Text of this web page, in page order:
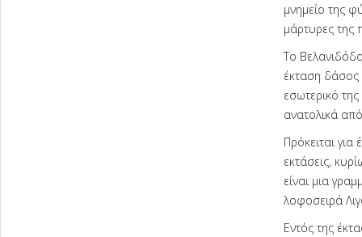
μνημείο της
μάρτυρες της
Το
έκταση δάσος
εσωτερικό
ανατολικά
Πρόκειται
εκτάσεις,
είναι μια
λοφοσειρά
Εντός της